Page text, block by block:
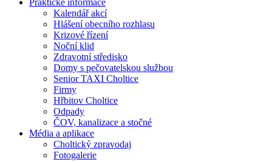
Praktické informace
Kalendář akcí
Hlášení obecního rozhlasu
Krizové řízení
Noční klid
Zdravotní středisko
Domy s pečovatelskou službou
Senior TAXI Choltice
Firmy
Hřbitov Choltice
Odpady
ČOV, kanalizace a stočné
Média a aplikace
Choltický zpravodaj
Fotogalerie